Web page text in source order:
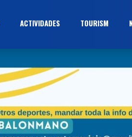
ACTIVIDADES TOURISM